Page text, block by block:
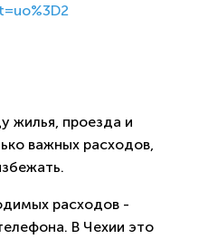
жилья, проезда и
важных расходов,
расходов -
В Чехии это